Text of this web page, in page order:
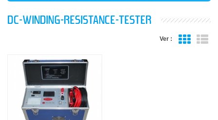
DC-WINDING-RESISTANCE-TESTER
Ver :